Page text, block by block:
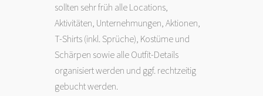
sollten sehr früh alle Locations,
Aktivitäten, Unternehmungen, Aktionen,
T-Shirts (inkl. Sprüche), Kostüme und
Schärpen sowie alle Outfit-Details
organisiert werden und ggf. rechtzeitig
gebucht werden.